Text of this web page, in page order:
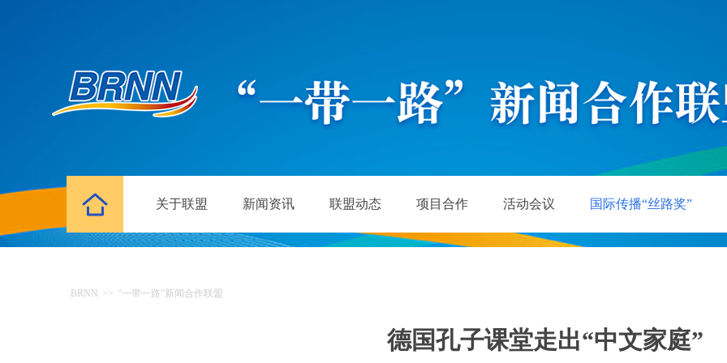
关于联盟 新闻资讯 联盟动态 项目合作 活动会议 国际传播“丝路奖”
BRNN >> “一带一路”新闻合作联盟
德国孔子课堂走出“中文家庭”